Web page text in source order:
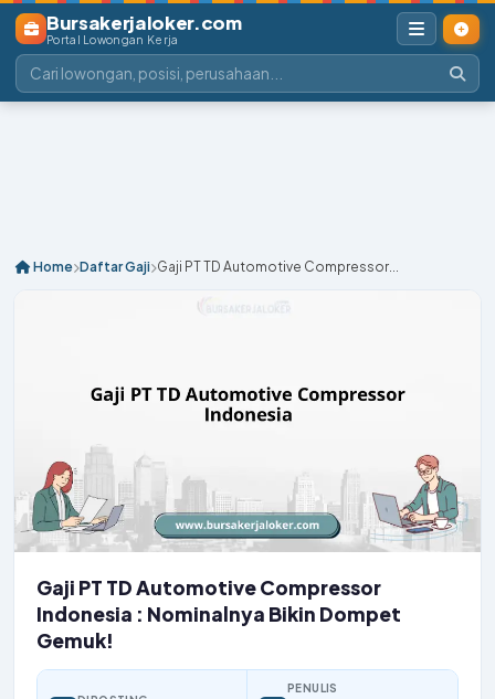
Bursakerjaloker.com
Portal Lowongan Kerja
Home Daftar Gaji Gaji PT TD Automotive Compressor...
Gaji PT TD Automotive Compressor
Indonesia : Nominalnya Bikin Dompet
Gemuk!
PENULIS